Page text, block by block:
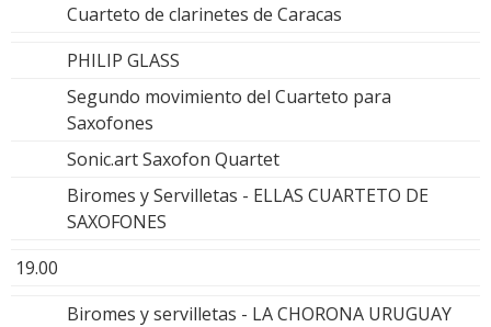
Cuarteto de clarinetes de Caracas
PHILIP GLASS
Segundo movimiento del Cuarteto para
Saxofones
Sonic.art Saxofon Quartet
Biromes y Servilletas - ELLAS CUARTETO DE
SAXOFONES
19.00
Biromes y servilletas - LA CHORONA URUGUAY